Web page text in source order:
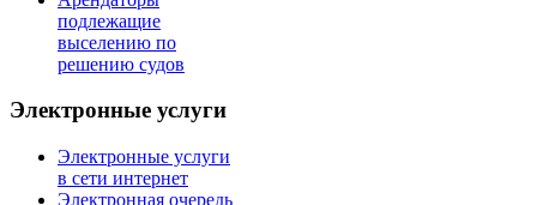
подлежащие
выселению по
решению судов
Электронные услуги
Электронные услуги
в сети интернет
Электронная очередь